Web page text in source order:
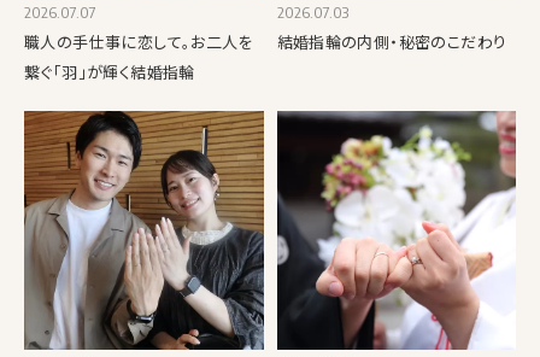
2026.07.07
職人の手仕事に恋して。お二人を
繋ぐ「羽」が輝く結婚指輪
2026.07.03
結婚指輪の内側・秘密のこだわり